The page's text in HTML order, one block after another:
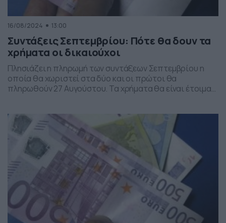
16/08/2024 13:00
Συντάξεις Σεπτεμβρίου: Πότε θα δουν τα
χρήματα οι δικαιούχοι
Πλησιάζει η πληρωμή των συντάξεων Σεπτεμβρίου η
οποία θα χωριστεί στα δύο και οι πρώτοι θα
πληρωθούν 27 Αυγούστου. Τα χρήματα θα είναι έτοιμα
θα μπορούν να πηγαίνουν στα ΑΤΜ και να κάνουν
ανάληψη ποσό από την σύνταξή τους. […]